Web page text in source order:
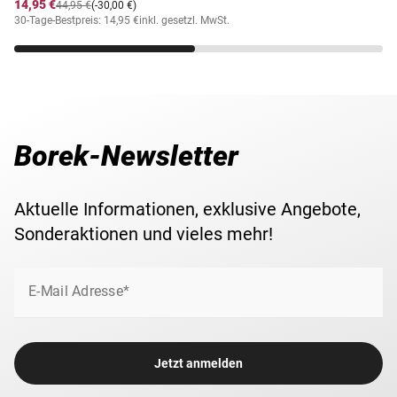
14,95 € (-30,00 €)
44,95 €
30-Tage-Bestpreis: 14,95 €inkl. gesetzl. MwSt.
Borek-Newsletter
Aktuelle Informationen, exklusive Angebote,
Sonderaktionen und vieles mehr!
E-Mail Adresse*
Jetzt anmelden